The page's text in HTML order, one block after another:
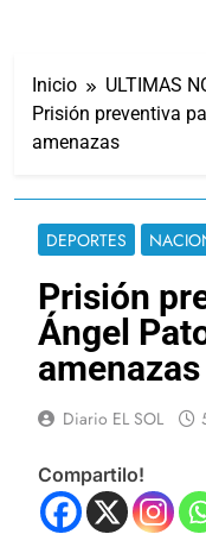
Inicio
ULTIMAS
Prisión preventiva
amenazas
DEPORTES
Prisión
Ángel
amenazas
Diario EL SOL
Compartilo!